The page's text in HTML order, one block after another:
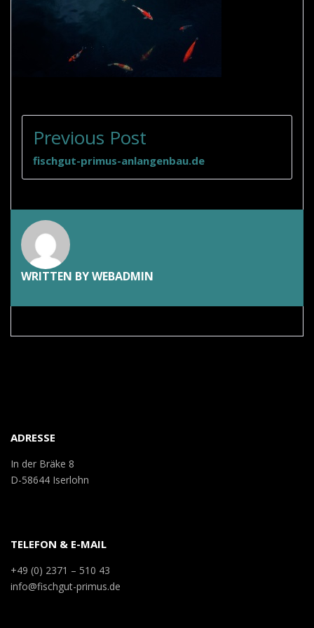
BEITRAGSNAVIGATION
Previous Post
fischgut-primus-anlangenbau.de
WRITTEN BYWEBADMIN
ADRESSE
In der Bräke 8
D-58644 Iserlohn
TELEFON & E-MAIL
+49 (0) 2371 – 510 43
info@fischgut-primus.de